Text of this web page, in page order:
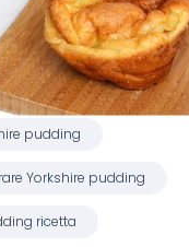
pudding
Yorkshire pudding
ricetta